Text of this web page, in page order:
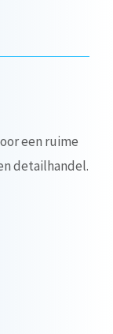
een ruime
detailhandel.